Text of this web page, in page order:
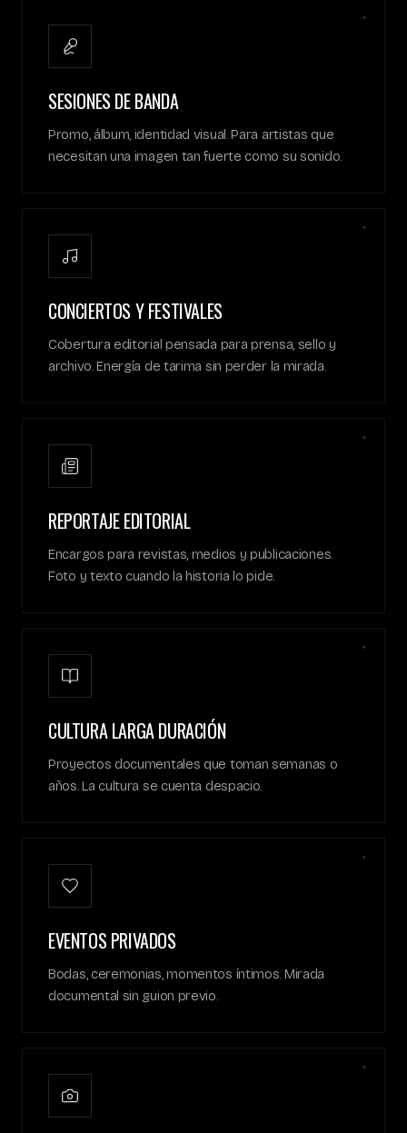
✦
SESIONES DE BANDA
Promo, álbum, identidad visual. Para artistas que
necesitan una imagen tan fuerte como su sonido.
✦
CONCIERTOS Y FESTIVALES
Cobertura editorial pensada para prensa, sello y
archivo. Energía de tarima sin perder la mirada.
✦
REPORTAJE EDITORIAL
Encargos para revistas, medios y publicaciones.
Foto y texto cuando la historia lo pide.
✦
CULTURA LARGA DURACIÓN
Proyectos documentales que toman semanas o
años. La cultura se cuenta despacio.
✦
EVENTOS PRIVADOS
Bodas, ceremonias, momentos íntimos. Mirada
documental sin guion previo.
✦